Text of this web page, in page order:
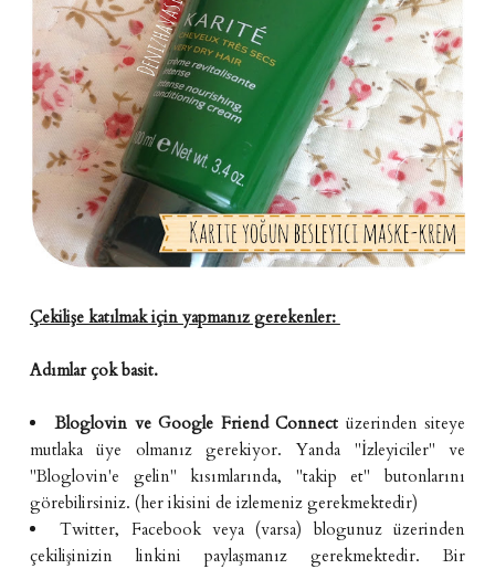
Çekilişe katılmak için yapmanız gerekenler:
Adımlar çok basit.
Bloglovin veGoogle Friend Connect üzerinden siteye
mutlaka üye olmanız gerekiyor. Yanda "İzleyiciler" ve
"Bloglovin'e gelin" kısımlarında, "takip et" butonlarını
görebilirsiniz. (her ikisini de izlemeniz gerekmektedir)
Twitter, Facebook veya (varsa) blogunuz üzerinden
çekilişinizin linkini paylaşmanız gerekmektedir. Bir